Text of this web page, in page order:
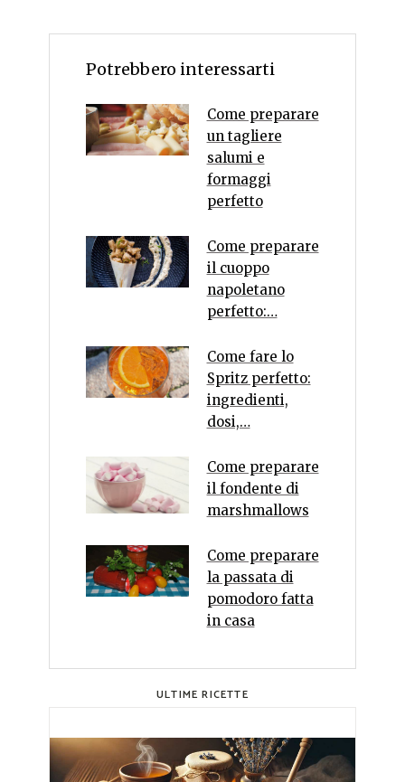
Potrebbero interessarti
Come preparare
un tagliere
salumi e
formaggi
perfetto
Come preparare
il cuoppo
napoletano
perfetto:…
Come fare lo
Spritz perfetto:
ingredienti,
dosi,…
Come preparare
il fondente di
marshmallows
Come preparare
la passata di
pomodoro fatta
in casa
ULTIME RICETTE